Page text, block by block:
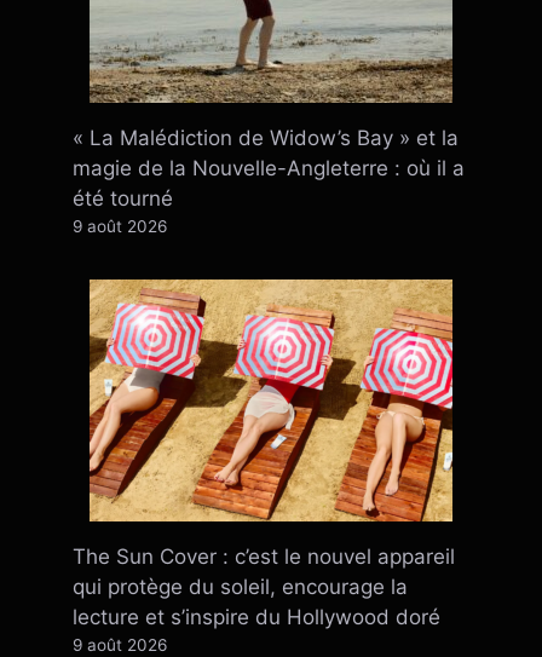
« La Malédiction de Widow’s Bay » et la
magie de la Nouvelle-Angleterre : où il a
été tourné
9 août 2026
The Sun Cover : c’est le nouvel appareil
qui protège du soleil, encourage la
lecture et s’inspire du Hollywood doré
9 août 2026